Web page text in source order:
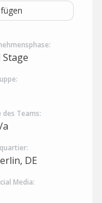
Stage
des Teams:
a
DE
Media: